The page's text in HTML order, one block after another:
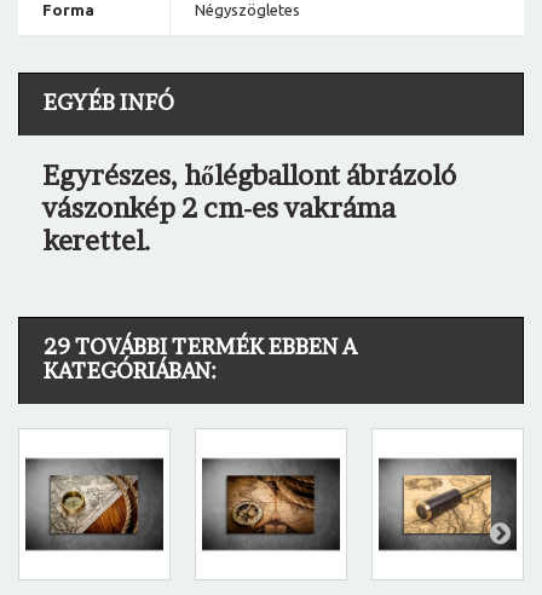
Forma Négyszögletes
EGYÉB INFÓ
Egyrészes, hőlégballont ábrázoló
vászonkép 2 cm-es vakráma
kerettel.
29 TOVÁBBI TERMÉK EBBEN A
KATEGÓRIÁBAN: